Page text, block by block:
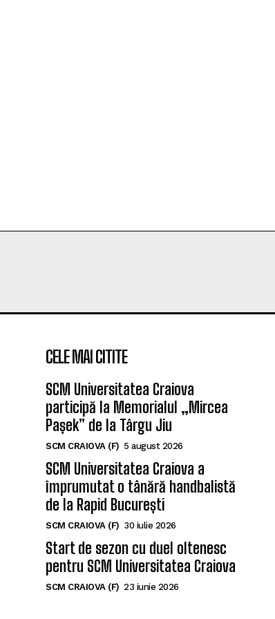
CELE MAI CITITE
SCM Universitatea Craiova
participă la Memorialul „Mircea
Pașek” de la Târgu Jiu
SCM CRAIOVA (F) 5 august 2026
SCM Universitatea Craiova a
împrumutat o tânără handbalistă
de la Rapid București
SCM CRAIOVA (F) 30 iulie 2026
Start de sezon cu duel oltenesc
pentru SCM Universitatea Craiova
SCM CRAIOVA (F) 23 iunie 2026